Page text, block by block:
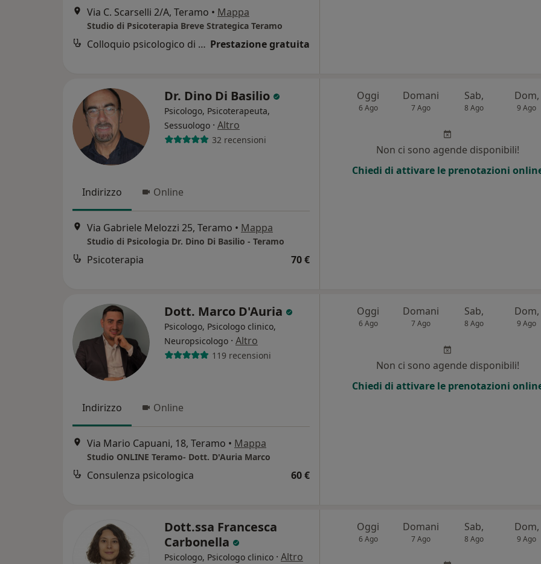
Via C. Scarselli 2/A, Teramo • Mappa
Studio di Psicoterapia Breve Strategica Teramo
Colloquio psicologico di coppia Prestazione gratuita
Dr. Dino Di Basilio
Psicologo, Psicoterapeuta,
Sessuologo · Altro
32 recensioni
Indirizzo Online
Via Gabriele Melozzi 25, Teramo • Mappa
Studio di Psicologia Dr. Dino Di Basilio - Teramo
Psicoterapia 70 €
Oggi
6 Ago
Domani
7 Ago
Sab,
8 Ago
Dom,
9 Ago
Non ci sono agende disponibili!
Chiedi di attivare le prenotazioni
Dott. Marco D'Auria
Psicologo, Psicologo clinico,
Neuropsicologo · Altro
119 recensioni
Indirizzo Online
Via Mario Capuani, 18, Teramo • Mappa
Studio ONLINE Teramo- Dott. D'Auria Marco
Consulenza psicologica 60 €
Oggi
6 Ago
Domani
7 Ago
Sab,
8 Ago
Dom,
9 Ago
Non ci sono agende disponibili!
Chiedi di attivare le prenotazioni
Dott.ssa Francesca
Carbonella
Psicologo, Psicologo clinico · Altro
Oggi
6 Ago
Domani
7 Ago
Sab,
8 Ago
Dom,
9 Ago